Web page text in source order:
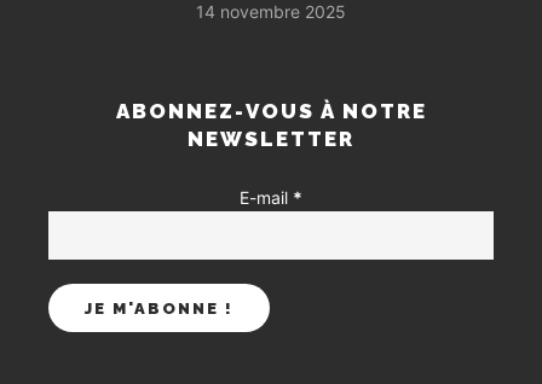
14 novembre 2025
ABONNEZ-VOUS À NOTRE
NEWSLETTER
E-mail *